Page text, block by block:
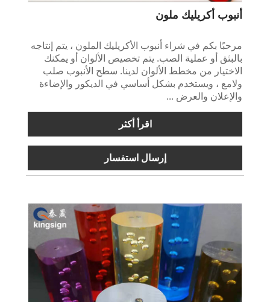
أنبوب أكريليك ملون
مرحبًا بكم في شراء أنبوب الأكريليك الملون ، يتم إنتاجه
بالبثق أو عملية الصب. يتم تخصيص الألوان أو يمكنك
الاختيار من مخطط الألوان لدينا. سطح الأنبوب صلب
ولامع ، ويستخدم بشكل أساسي في الديكور والإضاءة
والإعلان والعرض ...
اقرأ أكثر
إرسال استفسار